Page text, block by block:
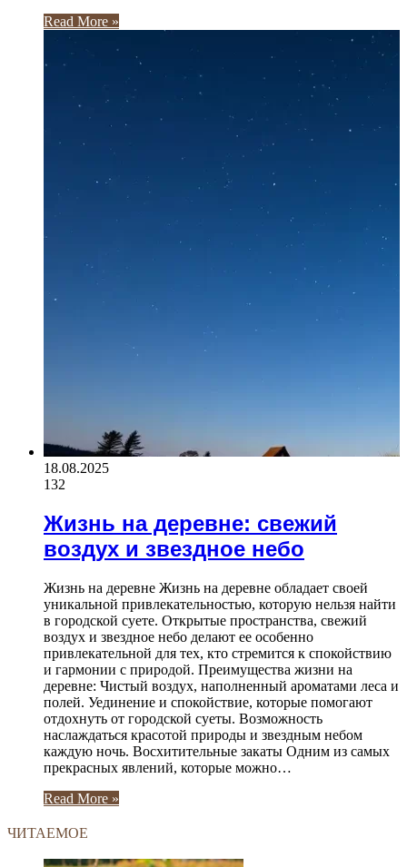
Read More »
18.08.2025
132
Жизнь на деревне: свежий
воздух и звездное небо
Жизнь на деревне Жизнь на деревне обладает своей
уникальной привлекательностью, которую нельзя найти
в городской суете. Открытые пространства, свежий
воздух и звездное небо делают ее особенно
привлекательной для тех, кто стремится к спокойствию
и гармонии с природой. Преимущества жизни на
деревне: Чистый воздух, наполненный ароматами леса и
полей. Уединение и спокойствие, которые помогают
отдохнуть от городской суеты. Возможность
наслаждаться красотой природы и звездным небом
каждую ночь. Восхитительные закаты Одним из самых
прекрасных явлений, которые можно…
Read More »
ЧИТАЕМОЕ